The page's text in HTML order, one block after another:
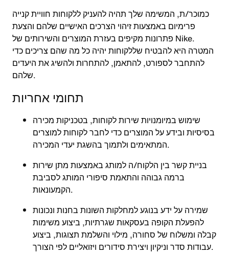
כמוכר/ת, המשימה שלך תהיה להעניק ללקוחות חוויית קנייה
פרימיום באמצעות זיהוי הצרכים האישיים שלהם והצעת
פתרונות מקיפים בעזרת המוצרים והשירותים של Nike.
המטרה היא להבטיח שללקוחות יהיה כל מה שהם צריכים כדי
להתחבר לספורט, להתאמן, להתחרות ולהשיג את היעדים
שלהם.
תחומי אחריות
שימוש במיומנויות שירות לקוחות, בטכניקות מכירה
בסיסיות ובידע על המוצרים כדי לחבר לקוחות למוצרים
המתאימים ולתמוך בהשגת יעדי המכירה.
בניית קשר בין הלקוח/ה למותג באמצעות מתן שירות
ברמה גבוהה והתאמת סיפורי המותג לסביבת
הקמעונאות.
שמירה על ידע בנוגע למחלקות השונות בחנות ונכונות
להפעלת הקופה בעסקאות שגרתיות, ביצוע משימות
קבלה ומשלוח של סחורה, מילוי והשלמת תצוגות, ביצוע
עבודות סדר וניקיון ויצירת סידורים ויזואליים לפי הצורך.